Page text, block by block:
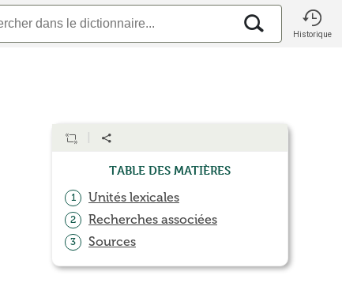
Historique
Table des matières
1 Unités lexicales
2 Recherches associées
3 Sources